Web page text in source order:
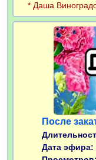
* Даша
После
Дата эфира: